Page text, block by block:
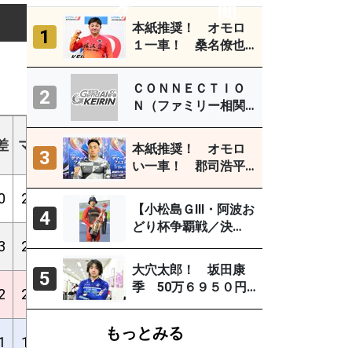
マ 1着 2着 3着 外 勝% 2連% 3連%
2 8
2 2 3 4 6 13% 33% 60%
2 1 3 1 10 7% 27% 33%
1 4 10 10%
グ
間
1
本紙推奨！ オモロ
１一車！ 桑名僚也
３～５日）
2
ＣＯＮＮＥＣＴＩＯ
Ｎ（ファミリー相関
野ＦⅠ ７月27～29
日）
3
本紙推奨！ オモロ
い一車！ 郡司浩平
～４日）
4
【小松島ＧⅢ・阿波お
どり杯争覇戦／決
ードレース連続優勝
「自分の力を出すだ
け」
5
大穴太郎！ 坂田康
季 50万６９５０円
もっとみる